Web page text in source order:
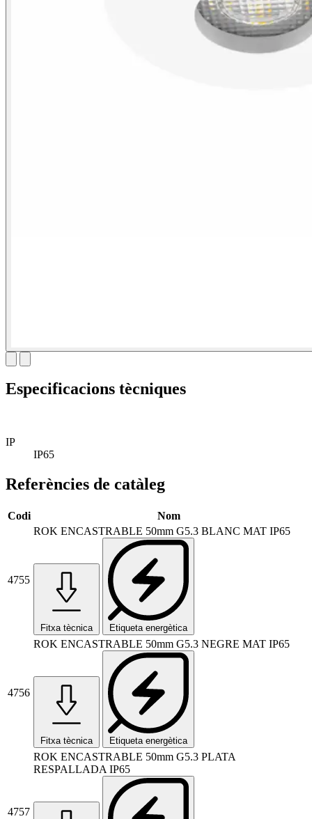
Especificacions tècniques
IP
IP65
Referències de catàleg
Codi Nom
4755
ROK ENCASTRABLE 50mm G5.3 BLANC MAT IP65
Fitxa tècnica Etiqueta energètica
4756
ROK ENCASTRABLE 50mm G5.3 NEGRE MAT IP65
Fitxa tècnica Etiqueta energètica
4757
ROK ENCASTRABLE 50mm G5.3 PLATA
RESPALLADA IP65